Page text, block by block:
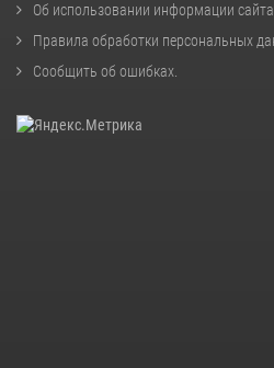
Об использовании информации сайта
Правила обработки персональных
Сообщить об ошибках